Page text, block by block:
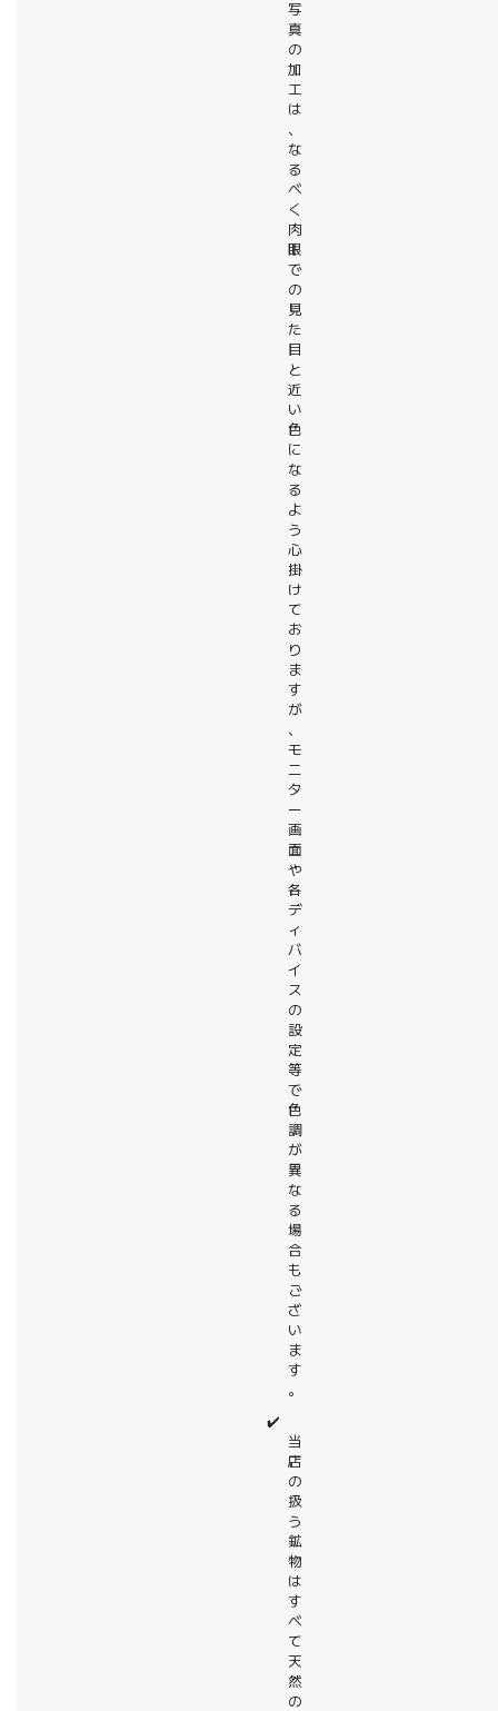
写
真
の
加
工
は
、
な
る
べ
く
肉
眼
で
の
見
た
目
と
近
い
色
に
な
る
よ
う
心
掛
け
て
お
り
ま
す
が
、
モ
ニ
タ
ー
画
面
や
各
デ
ィ
バ
イ
ス
の
設
定
等
で
色
調
が
異
な
る
場
合
も
ご
ざ
い
ま
す
。
✔️
当
店
の
扱
う
鉱
物
は
す
べ
て
天
然
の